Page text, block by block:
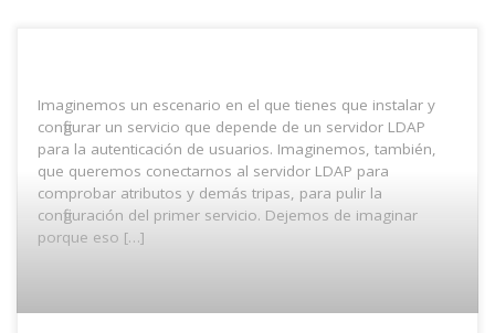
Imaginemos un escenario en el que tienes que instalar y
configurar un servicio que depende de un servidor LDAP
para la autenticación de usuarios. Imaginemos, también,
que queremos conectarnos al servidor LDAP para
comprobar atributos y demás tripas, para pulir la
configuración del primer servicio. Dejemos de imaginar
porque eso […]